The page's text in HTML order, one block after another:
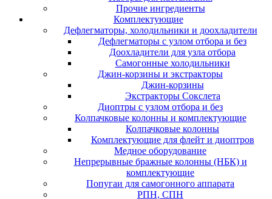
Прочие ингредиенты
Комплектующие
Дефлегматоры, холодильники и доохладители
Дефлегматоры с узлом отбора и без
Доохладители для узла отбора
Самогонные холодильники
Джин-корзины и экстракторы
Джин-корзины
Экстракторы Сокслета
Диоптры с узлом отбора и без
Колпачковые колонны и комплектующие
Колпачковые колонны
Комплектующие для флейт и диоптров
Медное оборудование
Непрерывные бражные колонны (НБК) и
комплектующие
Попугаи для самогонного аппарата
РПН, СПН